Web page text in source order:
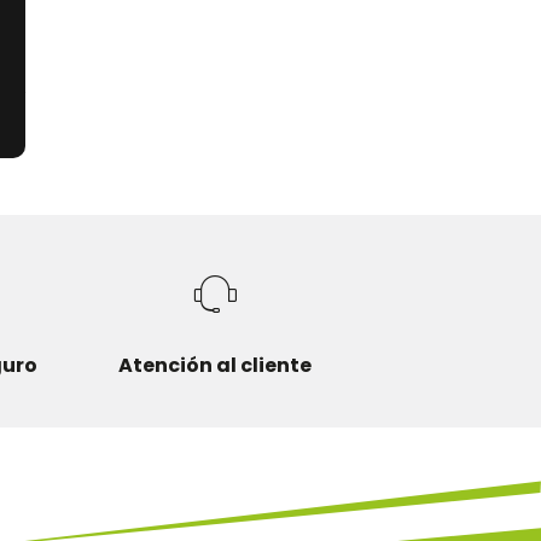
Atención al cliente